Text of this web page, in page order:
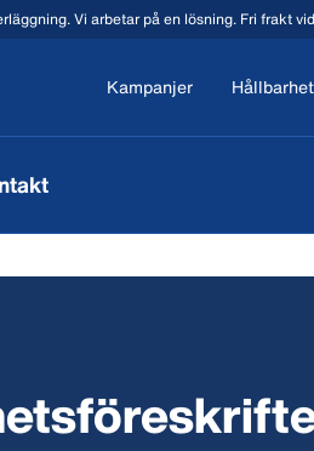
Vi arbetar på en lösning. Fri frakt
Kampanjer Hållbarhet